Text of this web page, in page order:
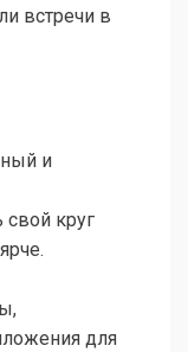
встречи в
и
круг
для